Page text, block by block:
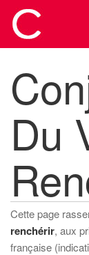
Du
Cette page
renchérir, aux
française